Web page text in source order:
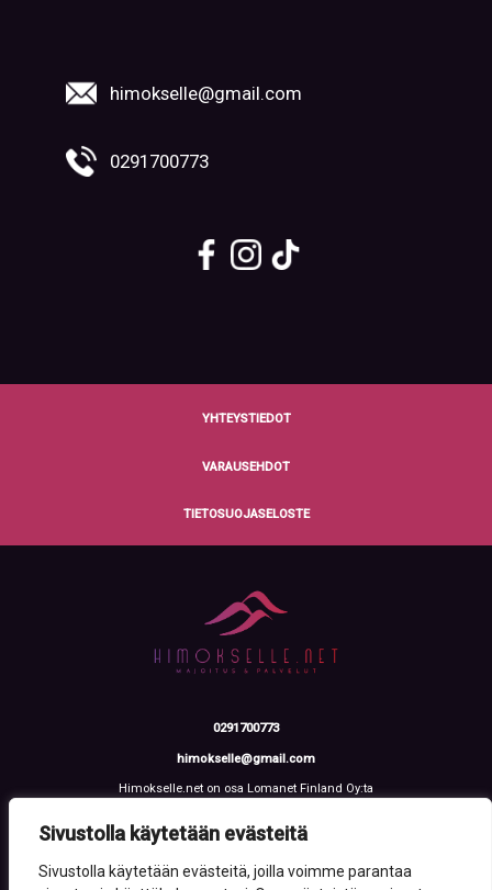
Sivustolla käytetään evästeitä
Sivustolla käytetään evästeitä, joilla voimme parantaa
himokselle@gmail.com
0291700773
YHTEYSTIEDOT
VARAUSEHDOT
TIETOSUOJASELOSTE
0291700773
himokselle@gmail.com
Himokselle.net on osa Lomanet Finland Oy:ta
Y-tunnus: 3612108-2